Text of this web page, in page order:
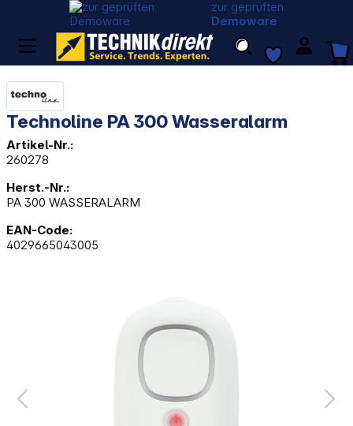
zur geprüften
Demoware
Technoline PA 300 Wasseralarm
Artikel-Nr.:
260278
Herst.-Nr.:
PA 300 WASSERALARM
EAN-Code:
4029665043005